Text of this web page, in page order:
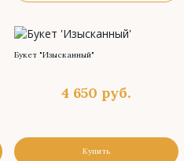
Букет "Изысканный"
4 650 руб.
Купить